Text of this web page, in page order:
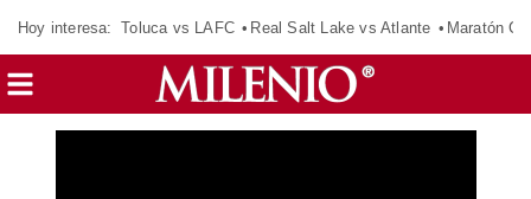
Hoy interesa: Toluca vs LAFC Real Salt Lake vs Atlante Maratón